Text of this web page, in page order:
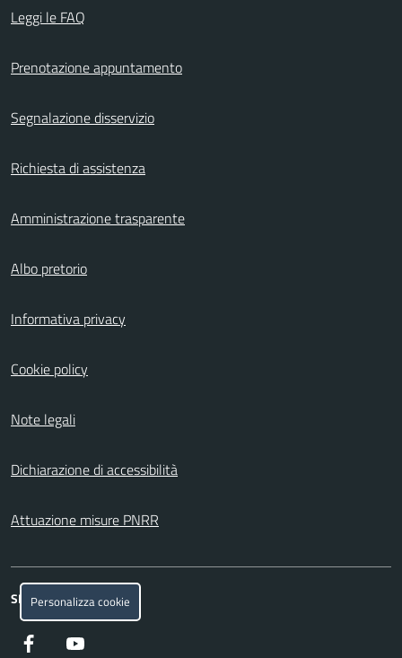
Leggi le FAQ
Prenotazione appuntamento
Segnalazione disservizio
Richiesta di assistenza
Amministrazione trasparente
Albo pretorio
Informativa privacy
Cookie policy
Note legali
Dichiarazione di accessibilità
Attuazione misure PNRR
SEGUICI SU
Facebook
Personalizza cookie